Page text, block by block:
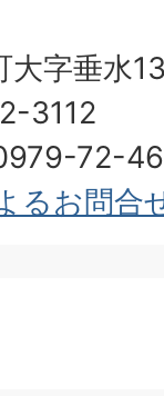
字垂水
3112
72-
るお問合